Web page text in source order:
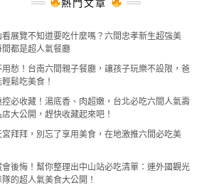
看展覽不知道要吃什麼嗎？六間忠孝新生超強美
間都是超人氣餐廳
用愁！台南六間親子餐廳，讓孩子玩樂不設限，爸
鬆吃美食！
控必收藏！湯底香、肉超嫩，台北必吃六間人氣壽
大公開，趕快收藏起來吧！
宮拜拜，別忘了享用美食，在地激推六間必吃美
會後悔！幫你整理出中山站必吃清單：連外國觀光
的超人氣美食大公開！